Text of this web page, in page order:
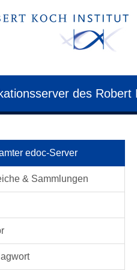
des Robert
edoc-Server
& Sammlungen